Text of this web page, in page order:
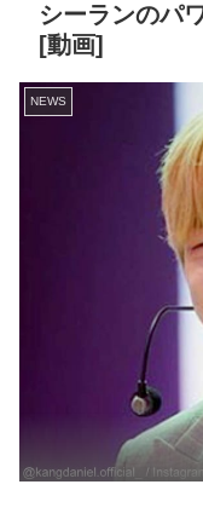
シーランのパ
[動画]
NEWS